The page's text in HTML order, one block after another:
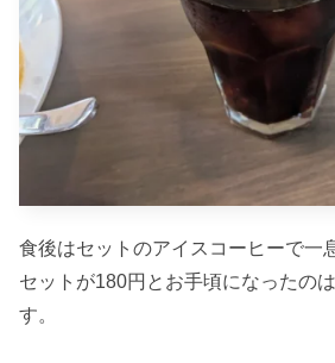
食後はセットのアイスコーヒーで一
セットが180円とお手頃になったの
す。